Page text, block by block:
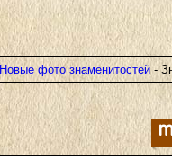
Новые фото знаменитостей-